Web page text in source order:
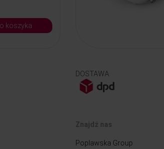
koszyka
DOSTAWA
Znajdź nas
Poplawska Group